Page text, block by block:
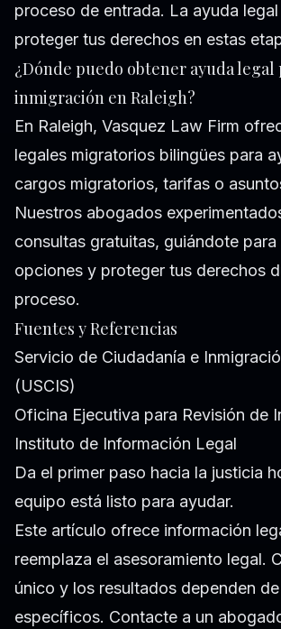
proceso de entrada. La ayuda
proteger tus derechos en estas
¿Dónde puedo obtener ayuda legal
inmigración en Raleigh?
En Raleigh, Vasquez Law Firm
legales migratorios bilingües para
cargos migratorios, tarifas o
Nuestros abogados
consultas gratuitas, guiándote
opciones y proteger tus derechos
proceso.
Fuentes y Referencias
Servicio de Ciudadanía e
(USCIS)
Oficina Ejecutiva para Revisión de
Instituto de Información Legal
Da el primer paso hacia la justicia
equipo está listo para ayudar.
Este artículo ofrece información
reemplaza el asesoramiento legal.
único y los resultados dependen
específicos. Contacte a un